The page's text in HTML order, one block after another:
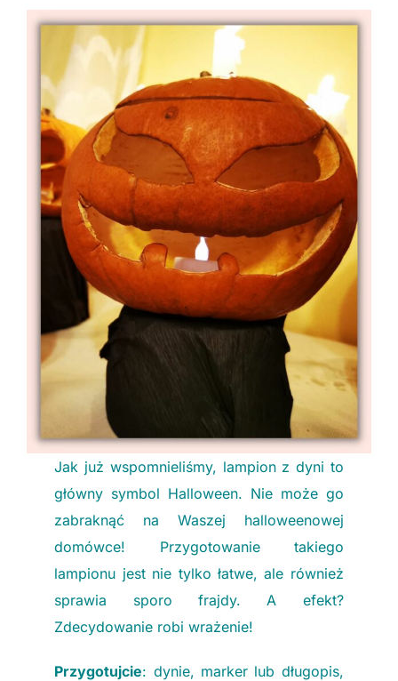
Jak już wspomnieliśmy, lampion z dyni to
główny symbol Halloween. Nie może go
zabraknąć na Waszej halloweenowej
domówce! Przygotowanie takiego
lampionu jest nie tylko łatwe, ale również
sprawia sporo frajdy. A efekt?
Zdecydowanie robi wrażenie!
Przygotujcie: dynie, marker lub długopis,